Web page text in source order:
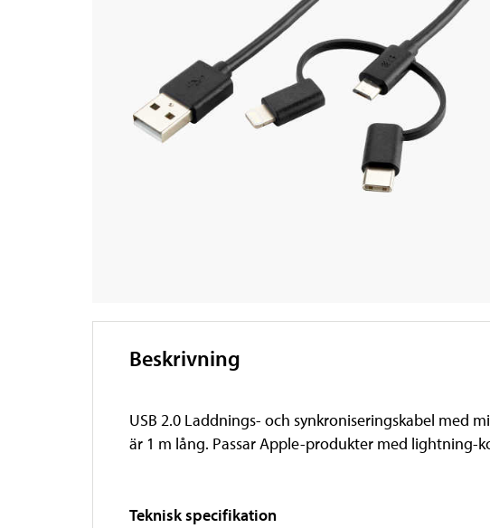
Beskrivning
USB 2.0 Laddnings- och synkroniseringskabel med
är 1 m lång. Passar Apple-produkter med lightning-
Teknisk specifikation